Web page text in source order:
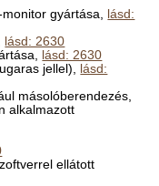
gyártása, lásd:
lásd: 2630
lásd: 2630
jellel), lásd:
másolóberendezés,
alkalmazott
ellátott